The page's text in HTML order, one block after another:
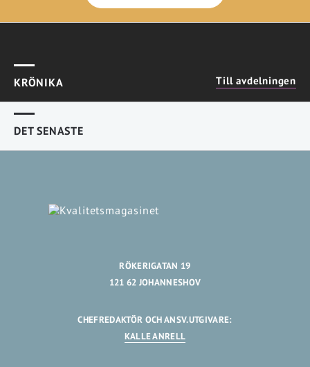
KRÖNIKA Till avdelningen
DET SENASTE
RÖKERIGATAN 19
121 62 JOHANNESHOV
CHEFREDAKTÖR OCH ANSV.UTGIVARE:
KALLE ANRELL